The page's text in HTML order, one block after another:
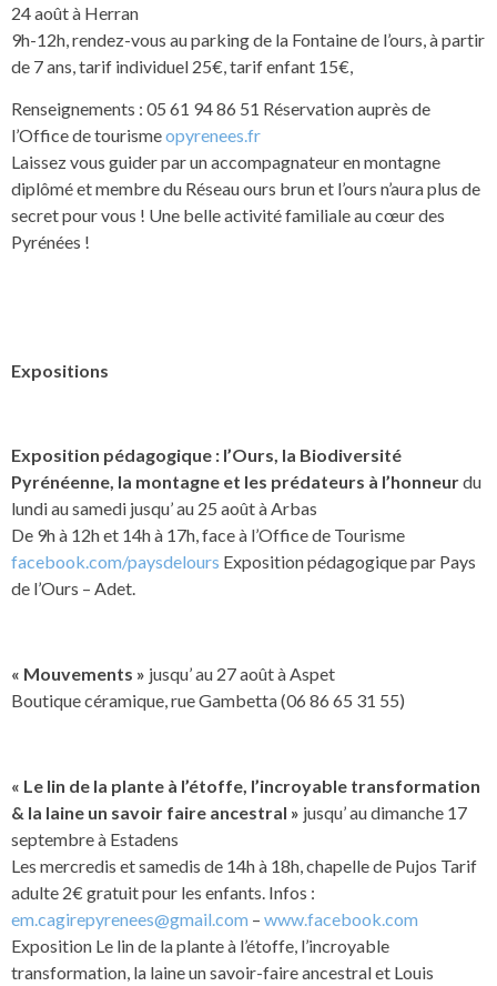
24 août à Herran
9h-12h, rendez-vous au parking de la Fontaine de l’ours, à partir
de 7 ans, tarif individuel 25€, tarif enfant 15€,
Renseignements : 05 61 94 86 51 Réservation auprès de
l’Office de tourismeopyrenees.fr
Laissez vous guider par un accompagnateur en montagne
diplômé et membre du Réseau ours brun et l’ours n’aura plus de
secret pour vous ! Une belle activité familiale au cœur des
Pyrénées !
Expositions
Exposition pédagogique : l’Ours, la Biodiversité
Pyrénéenne, la montagne et les prédateurs à l’honneurdu
lundi au samedi jusqu’ au 25 août à Arbas
De 9h à 12h et 14h à 17h, face à l’Office de Tourisme
facebook.com/paysdelours Exposition pédagogique par Pays
de l’Ours – Adet.
« Mouvements » jusqu’ au 27 août à Aspet
Boutique céramique, rue Gambetta (06 86 65 31 55)
« Le lin de la plante à l’étoffe, l’incroyable transformation
& la laine un savoir faire ancestral » jusqu’ au dimanche 17
septembre à Estadens
Les mercredis et samedis de 14h à 18h, chapelle de Pujos Tarif
adulte 2€ gratuit pour les enfants. Infos :
em.cagirepyrenees@gmail.com – www.facebook.com
Exposition Le lin de la plante à l’étoffe, l’incroyable
transformation, la laine un savoir-faire ancestral et Louis